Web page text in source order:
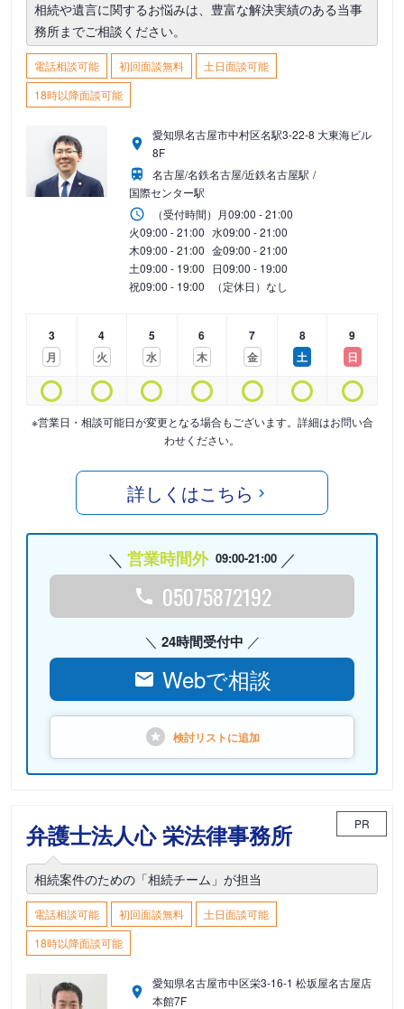
相続や遺言に関するお悩みは、豊富な解決実績のある当事
務所までご相談ください。
電話相談可能 初回面談無料
土日面談可能
18時以降面談可能
愛知県名古屋市中村区名駅3-22-8 大東海ビル
8F
名古屋/名鉄名古屋/近鉄名古屋駅
国際センター駅
（受付時間） 月09:00 - 21:00
火09:00 - 21:00 水09:00 - 21:00
木09:00 - 21:00 金09:00 - 21:00
土09:00 - 19:00 日09:00 - 19:00
祝09:00 - 19:00 （定休日）なし
3
月
4
火
5
水
6
木
7
金
8
土
9
日
※営業日・相談可能日が変更となる場合もございます。詳細はお問い合
わせください。
詳しくはこちら
営業時間外 09:00-21:00
05075872192
24時間受付中
Webで相談
検討リストに追加
弁護士法人心 栄法律事務所 PR
相続案件のための「相続チーム」が担当
電話相談可能 初回面談無料
土日面談可能
18時以降面談可能
愛知県名古屋市中区栄3-16-1 松坂屋名古屋店
本館7F